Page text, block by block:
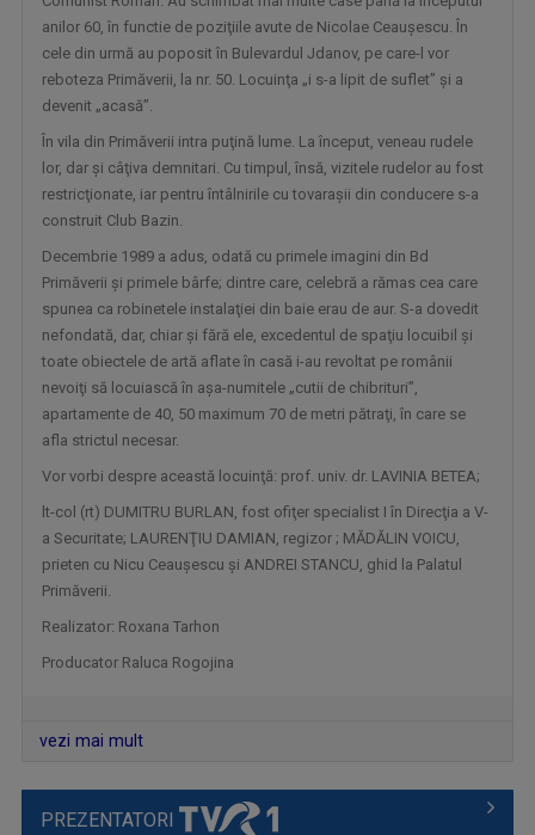
PROFESIONIŞTII ... CU EUGENIA VODĂ
Este una dintre cele mai apreciate şi urmărite ...
ZI DE ZI, CU PĂRINTELE CONSTANTIN NECULA
Televiziunea Română propune un moment de ...
anilor 60, în functie de poziţiile avute de Nicolae Ceauşescu. În
cele din urmă au poposit în Bulevardul Jdanov, pe care-l vor
reboteza Primăverii, la nr. 50. Locuinţa „i s-a lipit de suflet” şi a
devenit „acasă”.
În vila din Primăverii intra puţină lume. La început, veneau rudele
lor, dar şi câţiva demnitari. Cu timpul, însă, vizitele rudelor au fost
restricţionate, iar pentru întâlnirile cu tovaraşii din conducere s-a
construit Club Bazin.
Decembrie 1989 a adus, odată cu primele imagini din Bd
Primăverii şi primele bârfe; dintre care, celebră a rămas cea care
spunea ca robinetele instalaţiei din baie erau de aur. S-a dovedit
nefondată, dar, chiar şi fără ele, excedentul de spaţiu locuibil şi
toate obiectele de artă aflate în casă i-au revoltat pe românii
nevoiţi să locuiască în aşa-numitele „cutii de chibrituri”,
apartamente de 40, 50 maximum 70 de metri pătraţi, în care se
afla strictul necesar.
Vor vorbi despre această locuinţă: prof. univ. dr. LAVINIA BETEA;
lt-col (rt) DUMITRU BURLAN, fost ofiţer specialist I în Direcţia a V-
a Securitate; LAURENŢIU DAMIAN, regizor ; MĂDĂLIN VOICU,
prieten cu Nicu Ceauşescu şi ANDREI STANCU, ghid la Palatul
Primăverii.
Realizator: Roxana Tarhon
Producator Raluca Rogojina
vezi mai mult
PREZENTATORI